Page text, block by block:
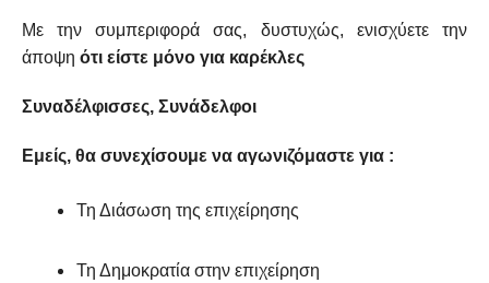
Με την συμπεριφορά σας, δυστυχώς, ενισχύετε την
άποψη ότι είστε μόνο για καρέκλες
Συναδέλφισσες, Συνάδελφοι
Εμείς, θα συνεχίσουμε να αγωνιζόμαστε για :
Τη Διάσωση της επιχείρησης
Τη Δημοκρατία στην επιχείρηση